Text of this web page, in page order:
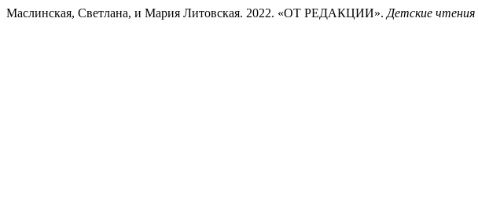
Маслинская, Светлана, и Мария Литовская. 2022. «ОТ РЕДАКЦИИ». Детские чтения